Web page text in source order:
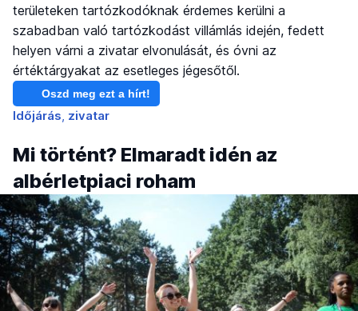
területeken tartózkodóknak érdemes kerülni a
szabadban való tartózkodást villámlás idején, fedett
helyen várni a zivatar elvonulását, és óvni az
értéktárgyakat az esetleges jégesőtől.
Oszd meg ezt a hírt!
Időjárás zivatar
Mi történt? Elmaradt idén az
albérletpiaci roham